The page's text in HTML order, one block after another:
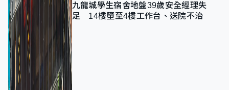
九龍城學生宿舍地盤39歲安全經理失
足 14樓墮至4樓工作台、送院不治